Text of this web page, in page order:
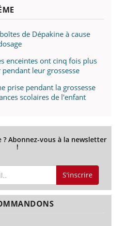
de Dépakine à cause
enceintes ont cinq fois plus
leur grossesse
prise pendant la grossesse
scolaires de l'enfant
Abonnez-vous à la newsletter
!
S'inscrire